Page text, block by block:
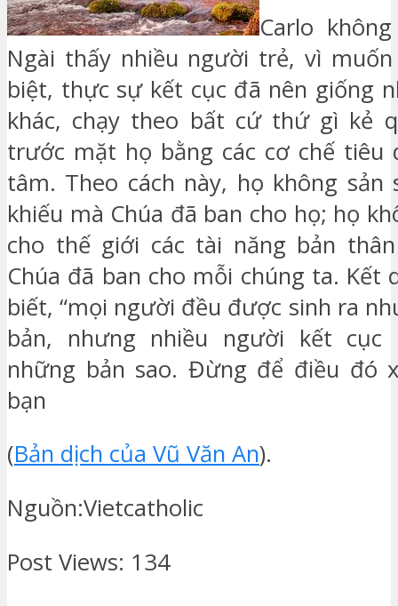
Carlo
Ngài thấy nhiều người trẻ, vì
biệt, thực sự kết cục đã nên giống
khác, chạy theo bất cứ thứ gì kẻ
trước mặt họ bằng các cơ chế tiêu
tâm. Theo cách này, họ không sản
khiếu mà Chúa đã ban cho họ; họ
cho thế giới các tài năng bản
Chúa đã ban cho mỗi chúng ta. Kết
biết, “mọi người đều được sinh ra
bản, nhưng nhiều người kết
những bản sao. Đừng để điều đó
bạn
(Bản dịch của Vũ Văn An).
Nguồn:Vietcatholic
Post Views: 134